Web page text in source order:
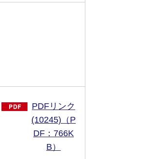
PDFリンク
(10245)（P
DF：766K
B）